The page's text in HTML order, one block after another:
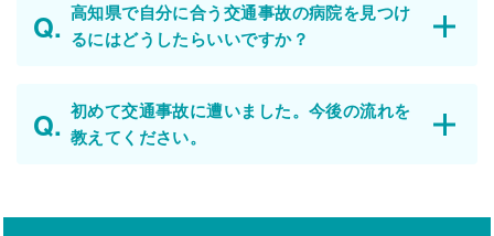
高知県で自分に合う交通事故の病院を見つけ
るにはどうしたらいいですか？
初めて交通事故に遭いました。今後の流れを
教えてください。